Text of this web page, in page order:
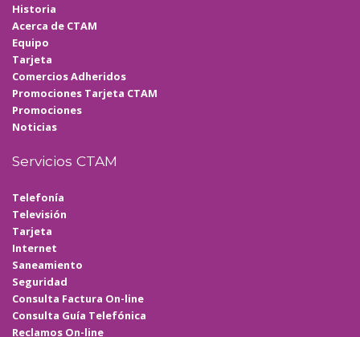
Historia
Acerca de CTAM
Equipo
Tarjeta
Comercios Adheridos
Promociones Tarjeta CTAM
Promociones
Noticias
Servicios CTAM
Telefonía
Televisión
Tarjeta
Internet
Saneamiento
Seguridad
Consulta Factura On-line
Consulta Guía Telefónica
Reclamos On-line